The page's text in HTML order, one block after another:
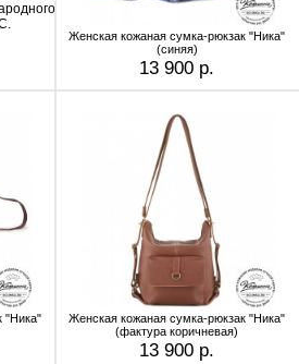
Женская кожаная сумка-рюкзак "Ника"
(синяя)
13 900 р.
"Ника"
Женская кожаная сумка-рюкзак "Ника"
(фактура коричневая)
13 900 р.